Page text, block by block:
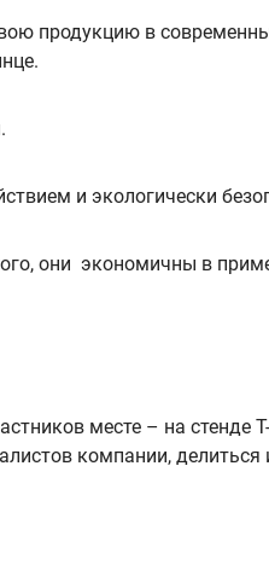
продукцию в
и экологически
они экономичны в
месте – на стенде
компании,